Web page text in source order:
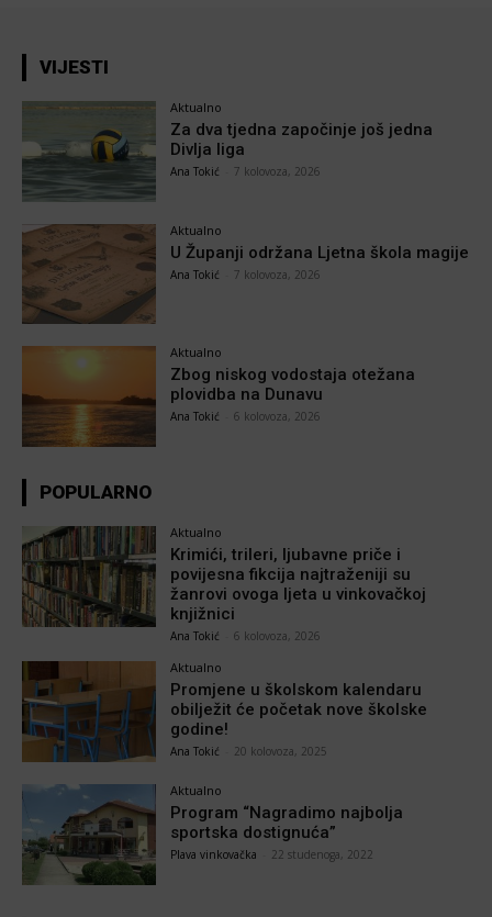
VIJESTI
Aktualno
Za dva tjedna započinje još jedna
Divlja liga
Ana Tokić 7 kolovoza, 2026
Aktualno
U Županji održana Ljetna škola magije
Ana Tokić 7 kolovoza, 2026
Aktualno
Zbog niskog vodostaja otežana
plovidba na Dunavu
Ana Tokić 6 kolovoza, 2026
POPULARNO
Aktualno
Krimići, trileri, ljubavne priče i
povijesna fikcija najtraženiji su
žanrovi ovoga ljeta u vinkovačkoj
knjižnici
Ana Tokić 6 kolovoza, 2026
Aktualno
Promjene u školskom kalendaru
obilježit će početak nove školske
godine!
Ana Tokić 20 kolovoza, 2025
Aktualno
Program “Nagradimo najbolja
sportska dostignuća”
Plava vinkovačka 22 studenoga, 2022